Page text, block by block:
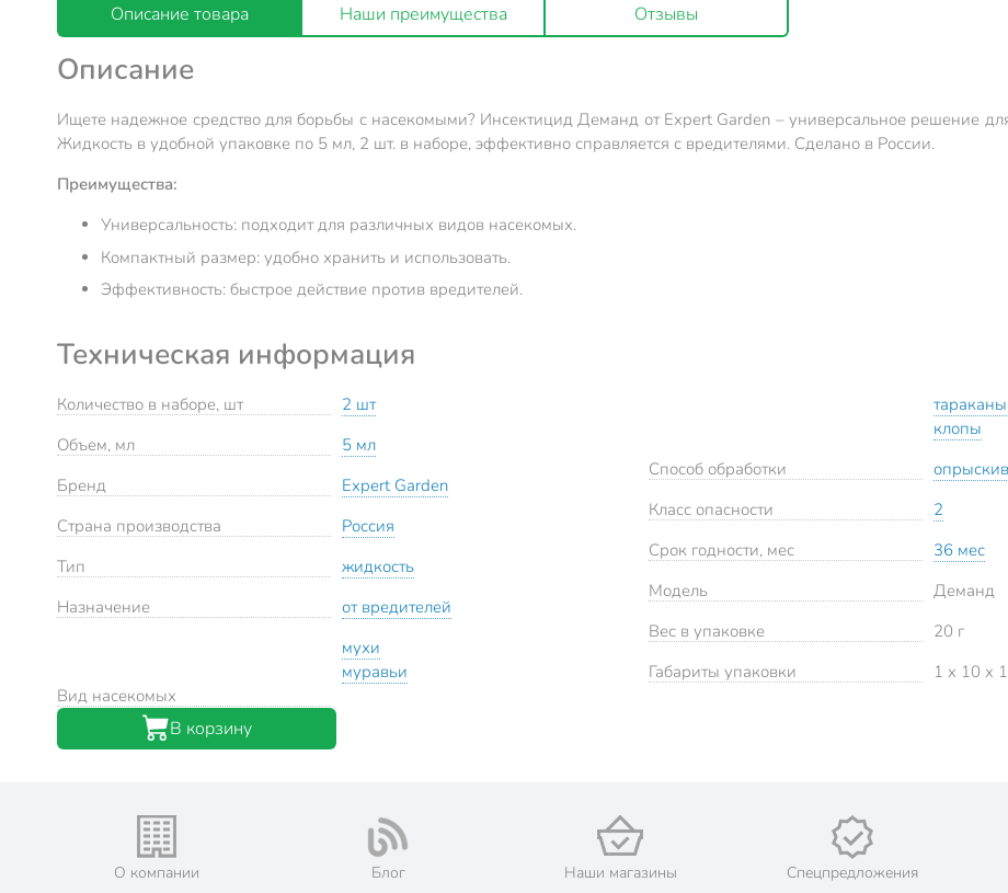
Описание товара Наши преимущества Отзывы
Описание
Ищете надежное средство для борьбы с насекомыми? Инсектицид Деманд от Expert Garden – универсальное решение
Жидкость в удобной упаковке по 5 мл, 2 шт. в наборе, эффективно справляется с вредителями. Сделано в России.
Преимущества:
Универсальность: подходит для различных видов насекомых.
Компактный размер: удобно хранить и использовать.
Эффективность: быстрое действие против вредителей.
Техническая информация
Количество в наборе, шт
2 шт
Объем, мл
5 мл
Бренд
Expert Garden
Страна производства
Россия
Тип
жидкость
Назначение
от вредителей
Вид насекомых
мухи
муравьи
тараканы
клопы
Способ обработки
Класс опасности
2
Срок годности, мес
36 мес
Модель
Деманд
Вес в упаковке
20 г
Габариты упаковки
1 x 10 x
В корзину
О компании Блог Наши магазины Спецпредложения